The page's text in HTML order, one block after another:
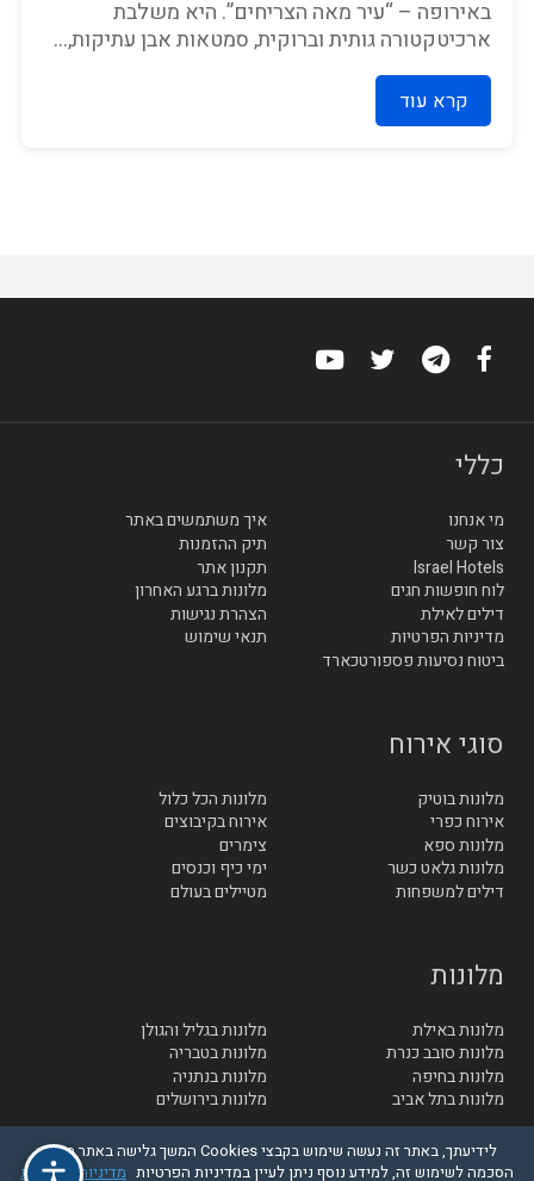
באירופה – “עיר מאה הצריחים”. היא משלבת
ארכיטקטורה גותית וברוקית, סמטאות אבן עתיקות,...
קרא עוד
כללי
מי אנחנו
איך משתמשים באתר
צור קשר
תיק ההזמנות
Israel Hotels
תקנון אתר
לוח חופשות חגים
מלונות ברגע האחרון
דילים לאילת
הצהרת נגישות
מדיניות הפרטיות
תנאי שימוש
ביטוח נסיעות פספורטכארד
סוגי אירוח
מלונות בוטיק
מלונות הכל כלול
אירוח כפרי
אירוח בקיבוצים
מלונות ספא
צימרים
מלונות גלאט כשר
ימי כיף וכנסים
דילים למשפחות
מטיילים בעולם
מלונות
מלונות באילת
מלונות בגליל והגולן
מלונות סובב כנרת
מלונות בטבריה
מלונות בחיפה
מלונות בנתניה
מלונות בתל אביב
מלונות בירושלים
לידיעתך, באתר זה נעשה שימוש בקבצי Cookies המשך גלישה באתר מהווה
הסכמה לשימוש זה, למידע נוסף ניתן לעיין במדיניות הפרטיות מדיניות הפרטיות